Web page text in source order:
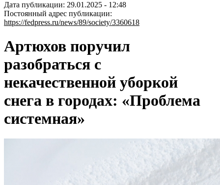
Дата публикации: 29.01.2025 - 12:48
Постоянный адрес публикации:
https://fedpress.ru/news/89/society/3360618
Артюхов поручил
разобраться с
некачественной уборкой
снега в городах: «Проблема
системная»